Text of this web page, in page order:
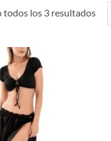
los 3 resultados